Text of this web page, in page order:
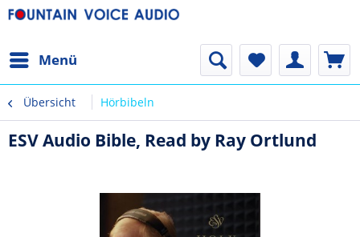
Menü
Übersicht Hörbibeln
ESV Audio Bible, Read by Ray Ortlund